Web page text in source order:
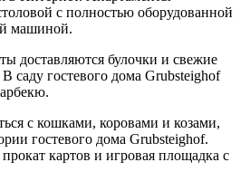
с полностью оборудованной
машиной.
доставляются булочки и свежие
саду гостевого дома Grubsteighof
с кошками, коровами и козами,
гостевого дома Grubsteighof.
картов и игровая площадка с